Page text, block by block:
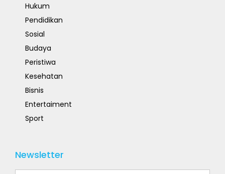
Hukum
Pendidikan
Sosial
Budaya
Peristiwa
Kesehatan
Bisnis
Entertaiment
Sport
Newsletter